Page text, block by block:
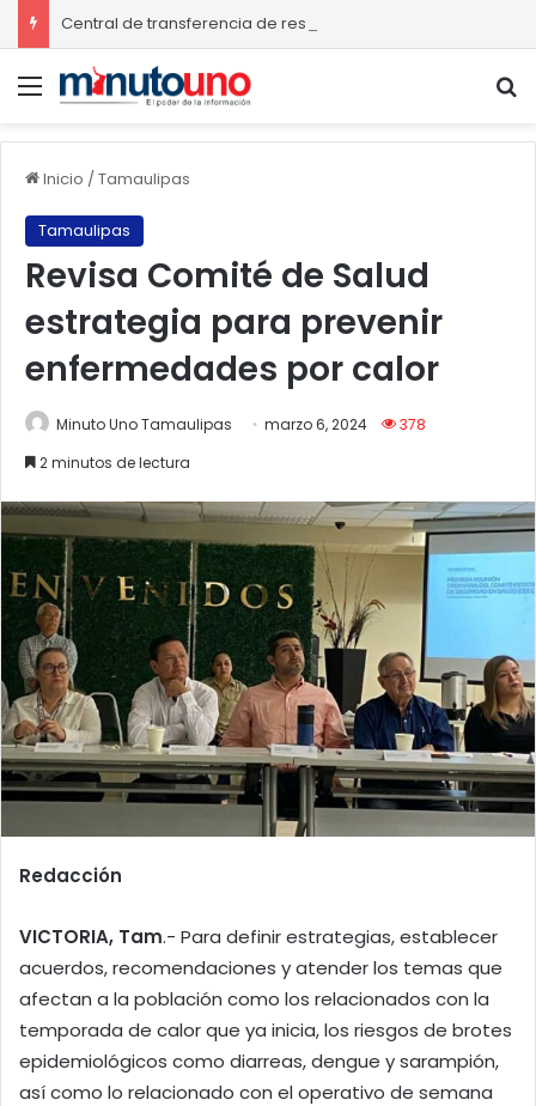
Menú
Inicio /Tamaulipas
Tamaulipas
Revisa Comité de Salud
estrategia para prevenir
enfermedades por calor
Minuto Uno Tamaulipas marzo 6, 2024
378
2 minutos de lectura
Redacción
VICTORIA, Tam.- Para definir estrategias, establecer
acuerdos, recomendaciones y atender los temas que
afectan a la población como los relacionados con la
temporada de calor que ya inicia, los riesgos de brotes
epidemiológicos como diarreas, dengue y sarampión,
así como lo relacionado con el operativo de semana